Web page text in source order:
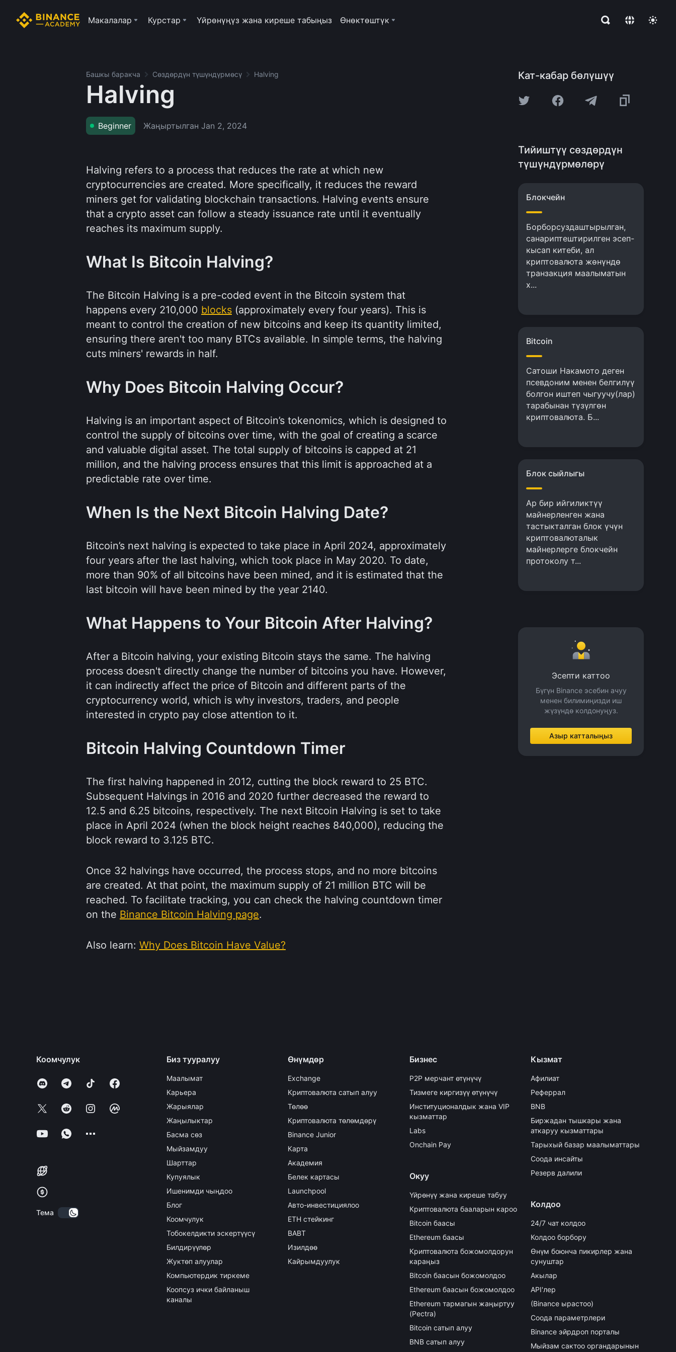
Макалалар Курстар Үйрөнүңүз жана киреше табыңыз Өнөктөштүк
Башкы баракча Сөздөрдүн түшүндүрмөсү Halving
Halving
Beginner Жаңыртылган Jan 2, 2024
Halving refers to a process that reduces the rate at which new
cryptocurrencies are created. More specifically, it reduces the reward
miners get for validating blockchain transactions. Halving events ensure
that a crypto asset can follow a steady issuance rate until it eventually
reaches its maximum supply.
What Is Bitcoin Halving?
The Bitcoin Halving is a pre-coded event in the Bitcoin system that
happens every 210,000 blocks (approximately every four years). This is
meant to control the creation of new bitcoins and keep its quantity limited,
ensuring there aren't too many BTCs available. In simple terms, the halving
cuts miners' rewards in half.
Why Does Bitcoin Halving Occur?
Halving is an important aspect of Bitcoin’s tokenomics, which is designed to
control the supply of bitcoins over time, with the goal of creating a scarce
and valuable digital asset. The total supply of bitcoins is capped at 21
million, and the halving process ensures that this limit is approached at a
predictable rate over time.
When Is the Next Bitcoin Halving Date?
Bitcoin’s next halving is expected to take place in April 2024, approximately
four years after the last halving, which took place in May 2020. To date,
more than 90% of all bitcoins have been mined, and it is estimated that the
last bitcoin will have been mined by the year 2140.
What Happens to Your Bitcoin After Halving?
After a Bitcoin halving, your existing Bitcoin stays the same. The halving
process doesn't directly change the number of bitcoins you have. However,
it can indirectly affect the price of Bitcoin and different parts of the
cryptocurrency world, which is why investors, traders, and people
interested in crypto pay close attention to it.
Bitcoin Halving Countdown Timer
The first halving happened in 2012, cutting the block reward to 25 BTC.
Subsequent Halvings in 2016 and 2020 further decreased the reward to
12.5 and 6.25 bitcoins, respectively. The next Bitcoin Halving is set to take
place in April 2024 (when the block height reaches 840,000), reducing the
block reward to 3.125 BTC.
Once 32 halvings have occurred, the process stops, and no more bitcoins
are created. At that point, the maximum supply of 21 million BTC will be
reached. To facilitate tracking, you can check the halving countdown timer
on the Binance Bitcoin Halving page.
Also learn: Why Does Bitcoin Have Value?
Кат-кабар бөлүшүү
Тийиштүү сөздөрдүн
түшүндүрмөлөрү
Блокчейн
Борборсуздаштырылган,
санариптештирилген эсеп-
кысап китеби, ал
криптовалюта жөнүндө
транзакция маалыматын
х...
Bitcoin
Сатоши Накамото деген
псевдоним менен белгилүү
болгон иштеп чыгуучу(лар)
тарабынан түзүлгөн
криптовалюта. Б...
Блок сыйлыгы
Ар бир ийгиликтүү
майнерленген жана
тастыкталган блок үчүн
криптовалюталык
майнерлерге блокчейн
протоколу т...
Эсепти каттоо
Бүгүн Binance эсебин ачуу
менен билимиңизди иш
жүзүндө колдонуңуз.
Азыр катталыңыз
Коомчулук
Тема
Биз тууралуу
Маалымат
Карьера
Жарыялар
Жаңылыктар
Басма сөз
Мыйзамдуу
Шарттар
Купуялык
Ишенимди чыңдоо
Блог
Коомчулук
Тобокелдикти эскертүүсү
Билдирүүлөр
Жуктөп алуулар
Компьютердик тиркеме
Коопсуз ички байланыш
каналы
Өнүмдөр
Exchange
Криптовалюта сатып алуу
Төлөө
Криптовалюта төлөмдөрү
Binance Junior
Карта
Академия
Белек картасы
Launchpool
Авто-инвестициялоо
ETH стейкинг
BABT
Изилдөө
Кайрымдуулук
Бизнес
P2P мерчант өтүнүчү
Тизмеге киргизүү өтүнүчү
Институционалдык жана VIP
кызматтар
Labs
Onchain Pay
Окуу
Үйрөнүү жана киреше табуу
Криптовалюта бааларын кароо
Bitcoin баасы
Ethereum баасы
Криптовалюта божомолдорун
караңыз
Bitcoin баасын божомолдоо
Ethereum баасын божомолдоо
Ethereum тармагын жаңыртуу
(Pectra)
Bitcoin сатып алуу
BNB сатып алуу
Кызмат
Афилиат
Реферрал
BNB
Биржадан тышкары жана
аткаруу кызматтары
Тарыхый базар маалыматтары
Соода инсайты
Резерв далили
Колдоо
24/7 чат колдоо
Колдоо борбору
Өнүм боюнча пикирлер жана
сунуштар
Акылар
API'лер
(Binance ырастоо)
Соода параметрлери
Binance эйрдроп порталы
Мыйзам сактоо органдарынын